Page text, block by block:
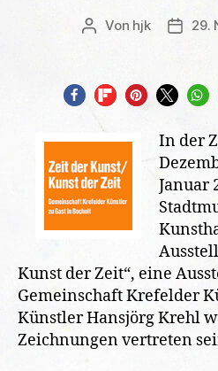
Beitragsautor
Von hjk 29.
In der
Januar
Kunst der Zeit“, eine
Gemeinschaft Krefelder
Künstler Hansjörg Krehl
Zeichnungen vertreten